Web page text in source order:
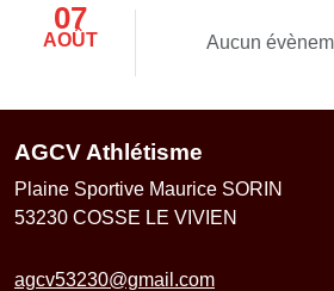
07
AOÛT Aucun
AGCV Athlétisme
Plaine Sportive Maurice SORIN
53230 COSSE LE VIVIEN
agcv53230@gmail.com